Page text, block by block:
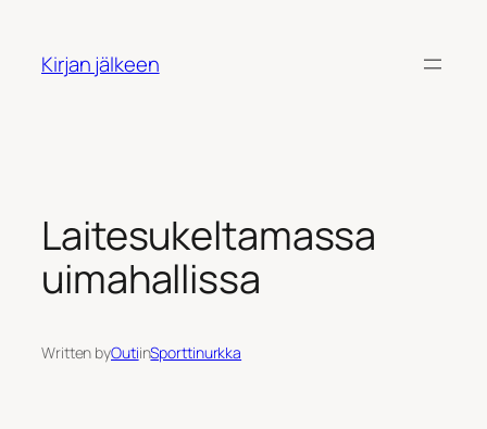
Kirjan jälkeen
Laitesukeltamassa
uimahallissa
Written byOutiinSporttinurkka